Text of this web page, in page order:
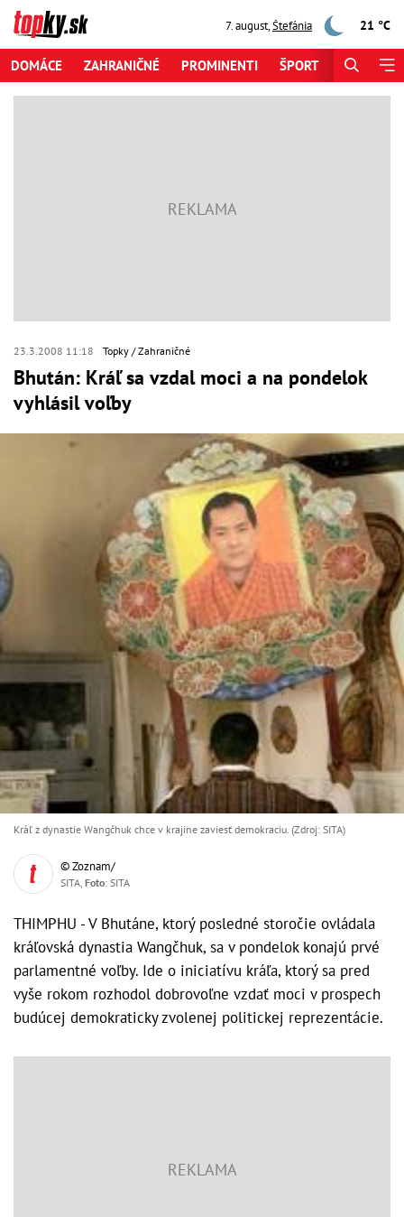
7. august,Štefánia 21 °C
DOMÁCE ZAHRANIČNÉ PROMINENTI ŠPORT
23.3.2008 11:18 Topky Zahraničné
Bhután: Kráľ sa vzdal moci a na pondelok
vyhlásil voľby
Kráľ z dynastie Wangčhuk chce v krajine zaviesť demokraciu. (Zdroj: SITA)
© Zoznam/
SITA, Foto: SITA
THIMPHU - V Bhutáne, ktorý posledné storočie ovládala
kráľovská dynastia Wangčhuk, sa v pondelok konajú prvé
parlamentné voľby. Ide o iniciatívu kráľa, ktorý sa pred
vyše rokom rozhodol dobrovoľne vzdať moci v prospech
budúcej demokraticky zvolenej politickej reprezentácie.